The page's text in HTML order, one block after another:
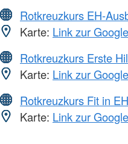
Rotkreuzkurs EH-
Karte: Link zur
Rotkreuzkurs Erste
Karte: Link zur
Rotkreuzkurs Fit in EH
Karte: Link zur